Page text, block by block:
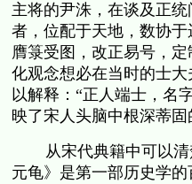
主将的尹洙，在谈及正
者，位配于天地，数协于
膺箓受图，改正易号，
化观念想必在当时的士
以解释：“正人端士，名
映了宋人头脑中根深蒂固
从宋代典籍中可以
元龟》是第一部历史学